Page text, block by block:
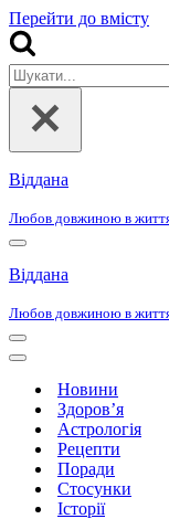
Перейти до вмісту
Шукати...
Віддана
Любов довжиною в
Меню
навігації
Віддана
Любов довжиною в
Меню
навігації
Меню
навігаціїНовини
Здоров’я
Астрологія
Рецепти
Поради
Стосунки
Історії